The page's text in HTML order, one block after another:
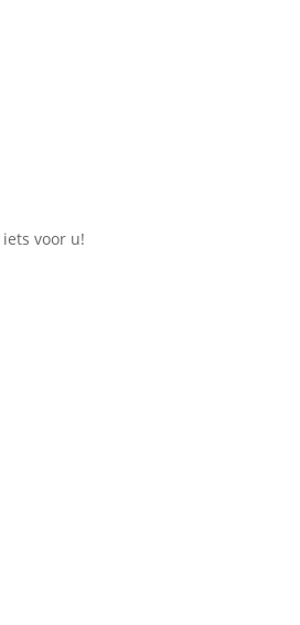
iets voor u!